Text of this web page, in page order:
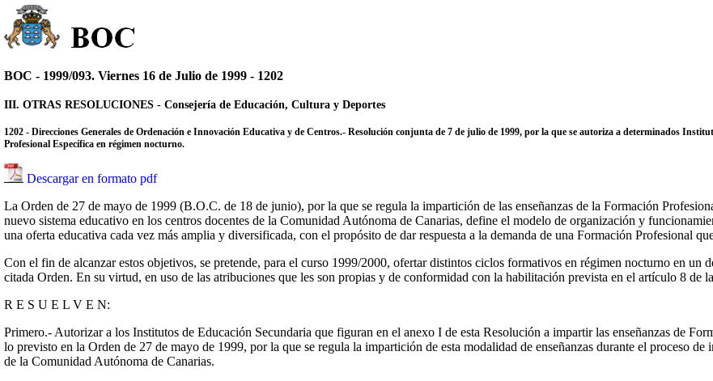
BOC - 1999/093. Viernes 16 de Julio de 1999 - 1202
III. OTRAS RESOLUCIONES - Consejería de Educación, Cultura y Deportes
1202 - Direcciones Generales de Ordenación e Innovación Educativa y de Centros.- Resolución conjunta de 7 de julio de 1999, por la que se autoriza a determinados
Profesional Específica en régimen nocturno.
Descargar en formato pdf
La Orden de 27 de mayo de 1999 (B.O.C. de 18 de junio), por la que se regula la impartición de las enseñanzas de la Formación
nuevo sistema educativo en los centros docentes de la Comunidad Autónoma de Canarias, define el modelo de organización y
una oferta educativa cada vez más amplia y diversificada, con el propósito de dar respuesta a la demanda de una Formación Profesional
Con el fin de alcanzar estos objetivos, se pretende, para el curso 1999/2000, ofertar distintos ciclos formativos en régimen nocturno en un
citada Orden. En su virtud, en uso de las atribuciones que les son propias y de conformidad con la habilitación prevista en el artículo 8 de
R E S U E L V E N:
Primero.- Autorizar a los Institutos de Educación Secundaria que figuran en el anexo I de esta Resolución a impartir las enseñanzas de
lo previsto en la Orden de 27 de mayo de 1999, por la que se regula la impartición de esta modalidad de enseñanzas durante el proceso
de la Comunidad Autónoma de Canarias.